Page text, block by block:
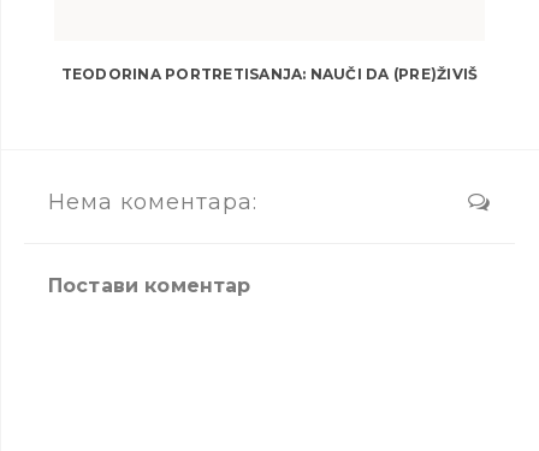
TEODORINA PORTRETISANJA: NAUČI DA (PRE)ŽIVIŠ
Нема коментара:
Постави коментар